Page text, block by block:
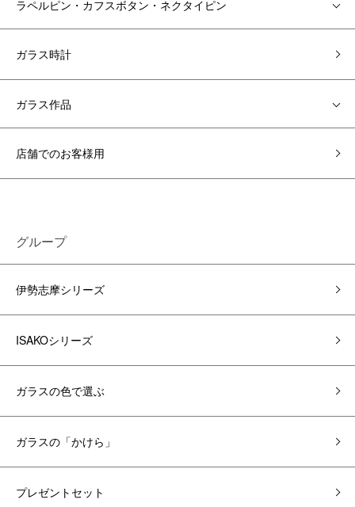
ラペルピン・カフスボタン・ネクタイピン
ガラス時計
ガラス作品
店舗でのお客様用
グループ
伊勢志摩シリーズ
ISAKOシリーズ
ガラスの色で選ぶ
ガラスの「かけら」
プレゼントセット